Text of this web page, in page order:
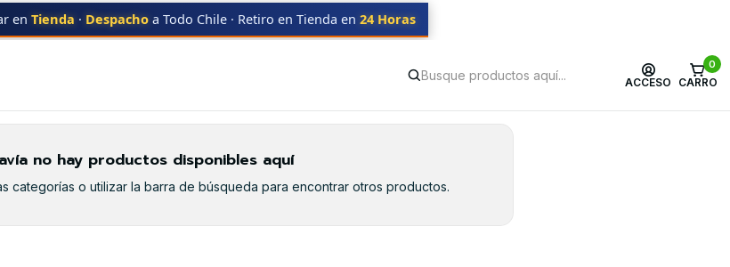
ACCESO
0
CARRO
en Tienda · Despacho a Todo Chile · Retiro en Tienda en 24 Horas
LD-120
no hay productos disponibles aquí
categorías o utilizar la barra de búsqueda para encontrar otros productos.